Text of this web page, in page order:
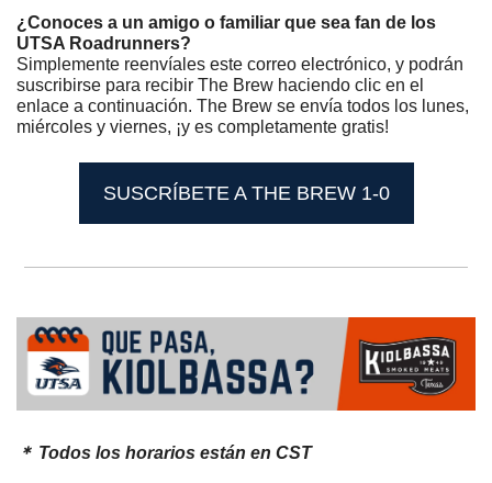
¿Conoces a un amigo o familiar que sea fan de los
UTSA Roadrunners?
Simplemente reenvíales este correo electrónico, y podrán
suscribirse para recibir The Brew haciendo clic en el
enlace a continuación. The Brew se envía todos los lunes,
miércoles y viernes, ¡y es completamente gratis!
SUSCRÍBETE A THE BREW 1-0
＊ Todos los horarios están en CST